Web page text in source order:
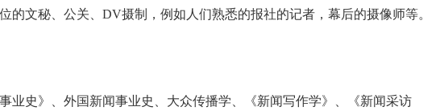
的文秘、公关、DV摄制，例如人们熟悉的报社的记者，幕后的摄像师等。
业史》、外国新闻事业史、大众传播学、《新闻写作学》、《新闻采访